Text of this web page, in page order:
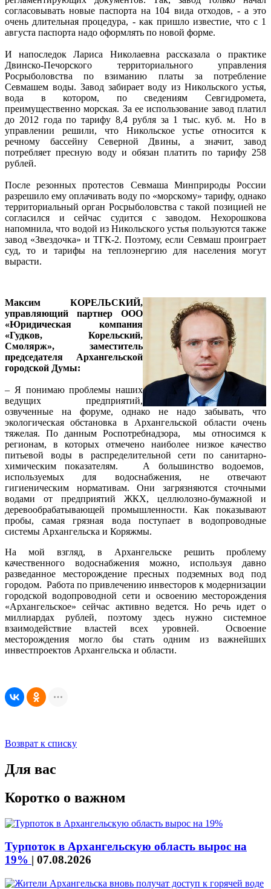
согласовывать новые паспорта на 104 вида отходов, - а это
очень длительная процедура, - как пришло известие, что с 1
августа паспорта надо оформлять по новой форме.
И напоследок Лариса Николаевна рассказала о практике
Двинско-Печорского территориального управления
Росрыболовства по взиманию платы за потребление
Севмашем воды. Завод забирает воду из Никольского устья,
вода в котором, по сведениям Севгидромета,
преимущественно морская. За ее использование завод платил
до 2012 года по тарифу 8,4 рубля за 1 тыс. куб. м. Но в
управлении решили, что Никольское устье относится к
речному бассейну Северной Двины, а значит, завод
потребляет пресную воду и обязан платить по тарифу 258
рублей.
После резонных протестов Севмаша Минприроды России
разрешило ему оплачивать воду по «морскому» тарифу, однако
территориальный орган Росрыболовства с такой позицией не
согласился и сейчас судится с заводом. Нехорошкова
напомнила, что водой из Никольского устья пользуются также
завод «Звездочка» и ТГК-2. Поэтому, если Севмаш проиграет
суд, то и тарифы на теплоэнергию для населения могут
вырасти.
Максим КОРЕЛЬСКИЙ,
управляющий партнер ООО
«Юридическая компания
«Гудков, Корельский,
Смолярж», заместитель
председателя Архангельской
городской Думы:
– Я понимаю проблемы наших
ведущих предприятий,
озвученные на форуме, однако не надо забывать, что
экологическая обстановка в Архангельской области очень
тяжелая. По данным Роспотребнадзора, мы относимся к
регионам, в которых отмечено наиболее низкое качество
питьевой воды в распределительной сети по санитарно-
химическим показателям. А большинство водоемов,
используемых для водоснабжения, не отвечают
гигиеническим нормативам. Они загрязняются сточными
водами от предприятий ЖКХ, целлюлозно-бумажной и
деревообрабатывающей промышленности. Как показывают
пробы, самая грязная вода поступает в водопроводные
системы Архангельска и Коряжмы.
На мой взгляд, в Архангельске решить проблему
качественного водоснабжения можно, используя давно
разведанное месторождение пресных подземных вод под
городом. Работа по привлечению инвесторов к модернизации
городской водопроводной сети и освоению месторождения
«Архангельское» сейчас активно ведется. Но речь идет о
миллиардах рублей, поэтому здесь нужно системное
взаимодействие властей всех уровней. Освоение
месторождения могло бы стать одним из важнейших
инвестпроектов Архангельска и области.
Возврат к списку
Для вас
Коротко о важном
Турпоток в Архангельскую область вырос на
19% | 07.08.2026